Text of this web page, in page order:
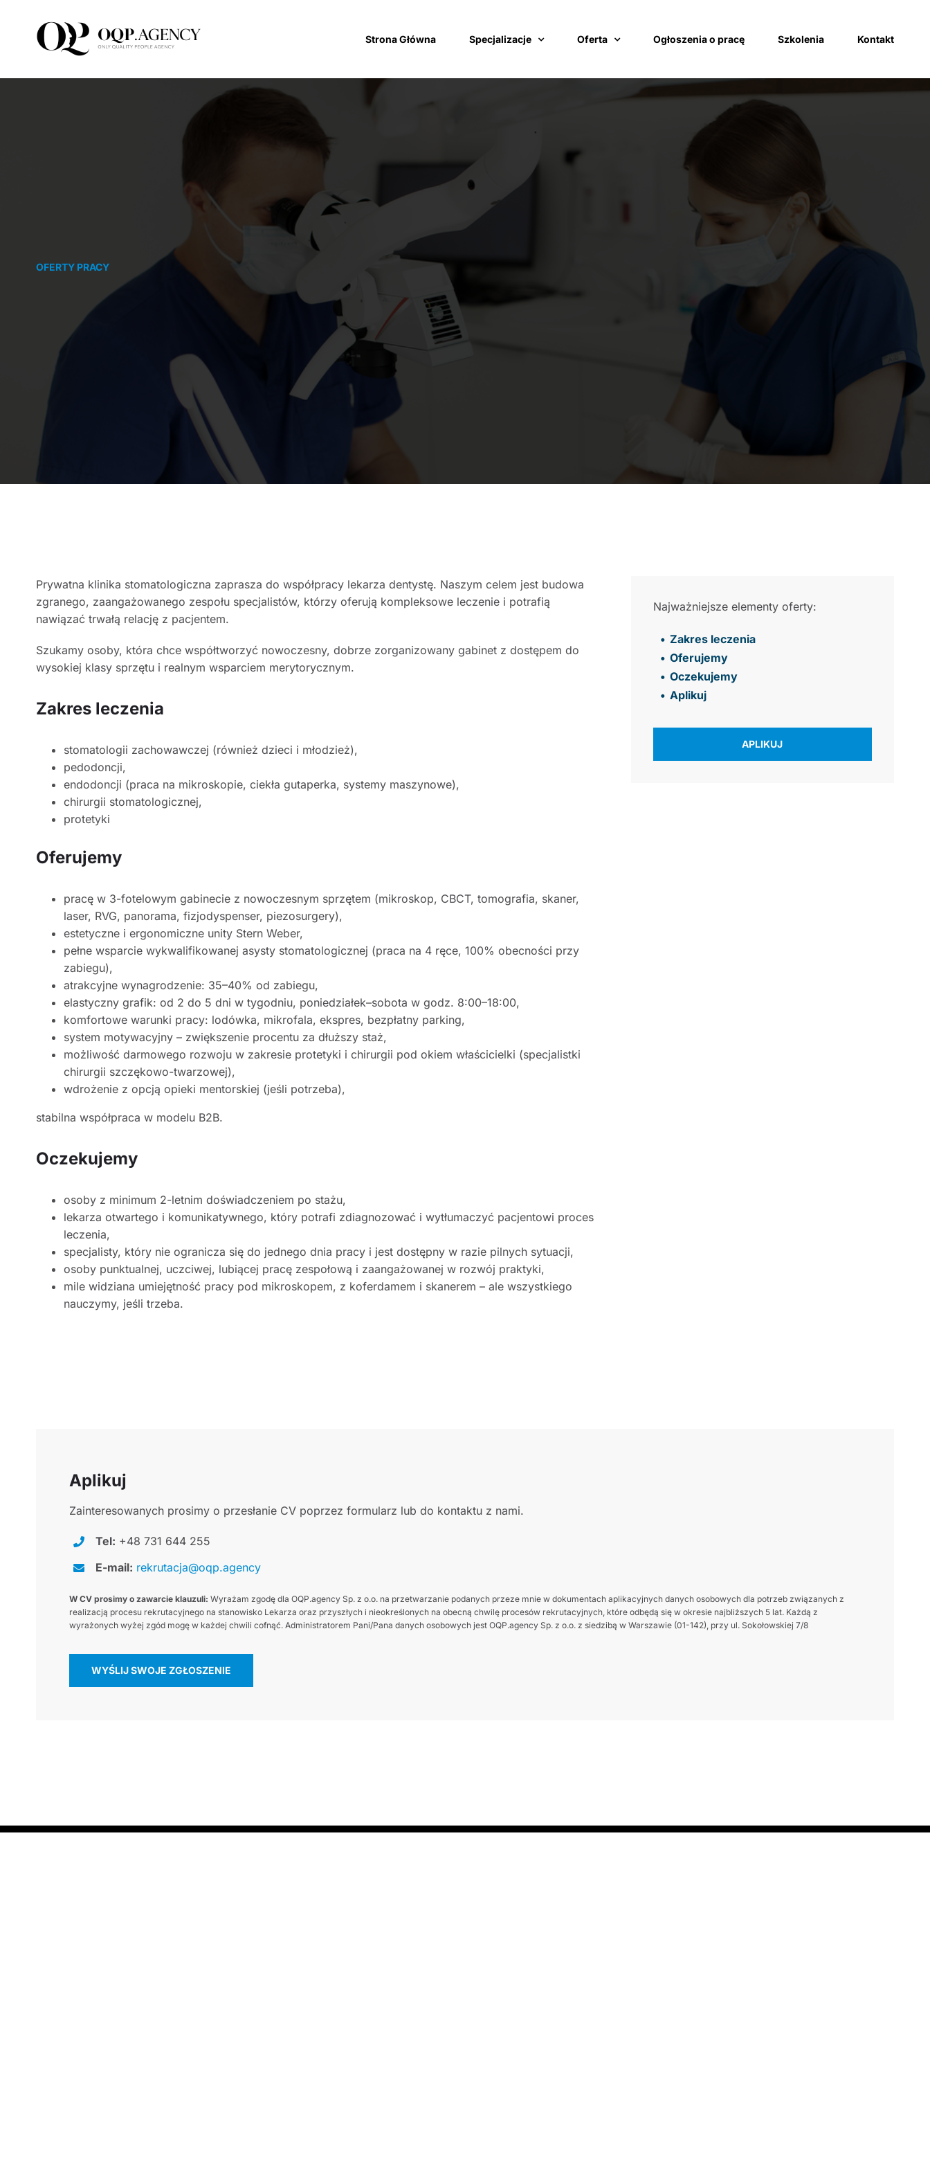
zawartości
Strona Główna Specjalizacje Oferta Ogłoszenia o pracę Szkolenia Kontakt
OFERTY PRACY
Prywatna klinika stomatologiczna zaprasza do współpracy lekarza dentystę. Naszym celem jest budowa
zgranego, zaangażowanego zespołu specjalistów, którzy oferują kompleksowe leczenie i potrafią
nawiązać trwałą relację z pacjentem.
Szukamy osoby, która chce współtworzyć nowoczesny, dobrze zorganizowany gabinet z dostępem do
wysokiej klasy sprzętu i realnym wsparciem merytorycznym.
Zakres leczenia
stomatologii zachowawczej (również dzieci i młodzież),
pedodoncji,
endodoncji (praca na mikroskopie, ciekła gutaperka, systemy maszynowe),
chirurgii stomatologicznej,
protetyki
Oferujemy
pracę w 3-fotelowym gabinecie z nowoczesnym sprzętem (mikroskop, CBCT, tomografia, skaner,
laser, RVG, panorama, fizjodyspenser, piezosurgery),
estetyczne i ergonomiczne unity Stern Weber,
pełne wsparcie wykwalifikowanej asysty stomatologicznej (praca na 4 ręce, 100% obecności przy
zabiegu),
atrakcyjne wynagrodzenie: 35–40% od zabiegu,
elastyczny grafik: od 2 do 5 dni w tygodniu, poniedziałek–sobota w godz. 8:00–18:00,
komfortowe warunki pracy: lodówka, mikrofala, ekspres, bezpłatny parking,
system motywacyjny – zwiększenie procentu za dłuższy staż,
możliwość darmowego rozwoju w zakresie protetyki i chirurgii pod okiem właścicielki (specjalistki
chirurgii szczękowo-twarzowej),
wdrożenie z opcją opieki mentorskiej (jeśli potrzeba),
stabilna współpraca w modelu B2B.
Oczekujemy
osoby z minimum 2-letnim doświadczeniem po stażu,
lekarza otwartego i komunikatywnego, który potrafi zdiagnozować i wytłumaczyć pacjentowi proces
leczenia,
specjalisty, który nie ogranicza się do jednego dnia pracy i jest dostępny w razie pilnych sytuacji,
osoby punktualnej, uczciwej, lubiącej pracę zespołową i zaangażowanej w rozwój praktyki,
mile widziana umiejętność pracy pod mikroskopem, z koferdamem i skanerem – ale wszystkiego
nauczymy, jeśli trzeba.
Najważniejsze elementy oferty:
Zakres leczenia
Oferujemy
Oczekujemy
Aplikuj
APLIKUJ
Aplikuj
Zainteresowanych prosimy o przesłanie CV poprzez formularz lub do kontaktu z nami.
Tel: +48 731 644 255
E-mail: rekrutacja@oqp.agency
W CV prosimy o zawarcie klauzuli: Wyrażam zgodę dla OQP.agency Sp. z o.o. na przetwarzanie podanych przeze mnie w dokumentach aplikacyjnych danych osobowych dla potrzeb związanych z
realizacją procesu rekrutacyjnego na stanowisko Lekarza oraz przyszłych i nieokreślonych na obecną chwilę procesów rekrutacyjnych, które odbędą się w okresie najbliższych 5 lat. Każdą z
wyrażonych wyżej zgód mogę w każdej chwili cofnąć. Administratorem Pani/Pana danych osobowych jest OQP.agency Sp. z o.o. z siedzibą w Warszawie (01-142), przy ul. Sokołowskiej 7/8
WYŚLIJ SWOJE ZGŁOSZENIE